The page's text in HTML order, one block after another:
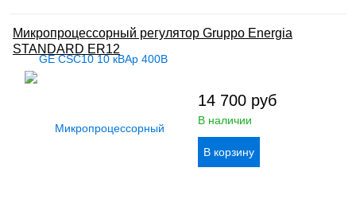
Микропроцессорный регулятор Gruppo Energia
STANDARD ER12
14 700 руб
В наличии